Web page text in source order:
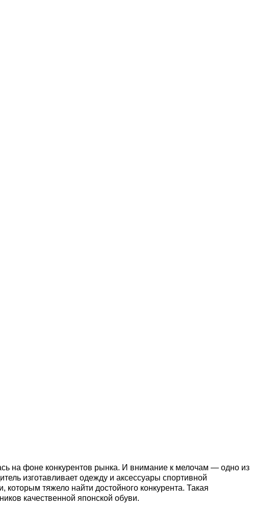
на фоне конкурентов рынка. И внимание к мелочам — одно из
изготавливает одежду и аксессуары спортивной
тяжело найти достойного конкурента. Такая
качественной японской обуви.